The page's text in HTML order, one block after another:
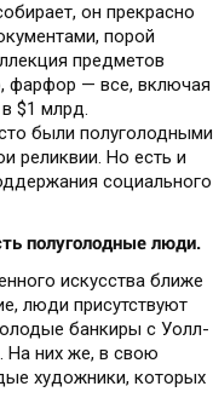
он прекрасно
порой
предметов
фарфор — все, включая
$1 млрд.
были полуголодными
реликвии. Но есть и
социального
полуголодные люди.
искусства ближе
люди присутствуют
банкиры с Уолл-
На них же, в свою
художники, которых